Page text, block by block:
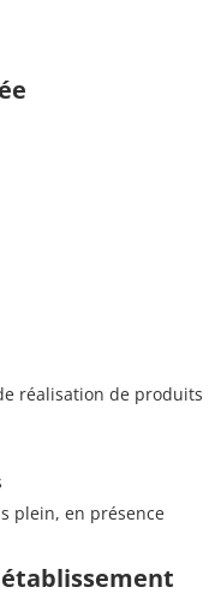
réalisation de produits
plein, en présence